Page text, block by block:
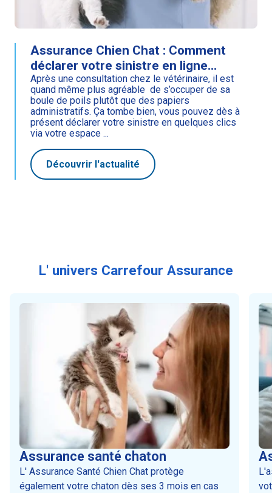
Assurance Chien Chat : Comment
déclarer votre sinistre en ligne...
Après une consultation chez le vétérinaire, il est
quand même plus agréable de s’occuper de sa
boule de poils plutôt que des papiers
administratifs. Ça tombe bien, vous pouvez dès à
présent déclarer votre sinistre en quelques clics
via votre espace ...
Découvrir l'actualité
L' univers Carrefour Assurance
Assurance santé chaton
L' Assurance Santé Chien Chat protège
également votre chaton dès ses 3 mois en cas